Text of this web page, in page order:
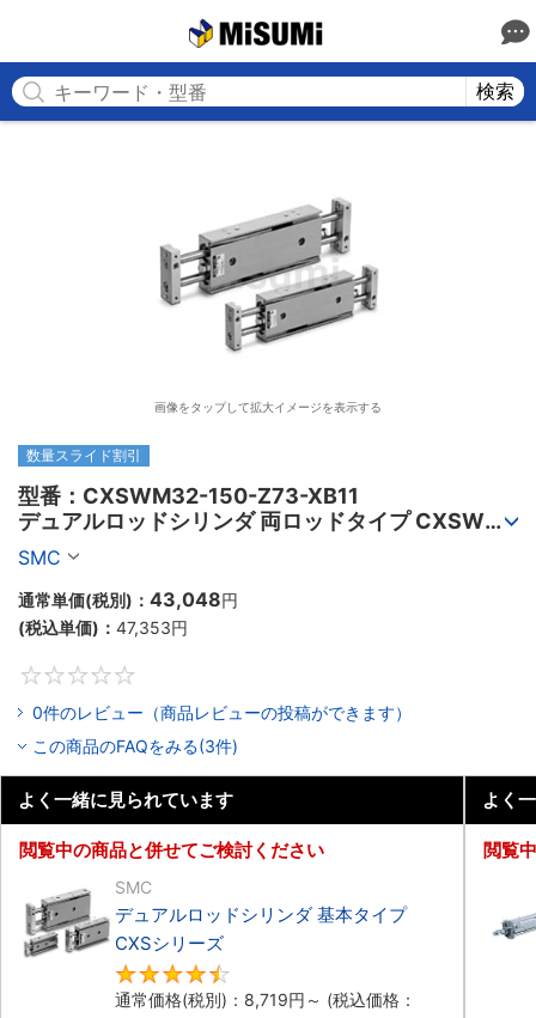
検索
画像をタップして拡大イメージを表示する
数量スライド割引
型番：CXSWM32-150-Z73-XB11
デュアルロッドシリンダ 両ロッドタイプ CXSWシ
リーズ
SMC
通常単価(税別)： 43,048円
(税込単価)： 47,353円
0件のレビュー（商品レビューの投稿ができます）
この商品のFAQをみる(3件)
よく一緒に見られています
閲覧中の商品と併せてご検討ください
SMC
デュアルロッドシリンダ 基本タイプ
CXSシリーズ
通常価格(税別)： 8,719円 ～ (税込価格：
よく
閲覧